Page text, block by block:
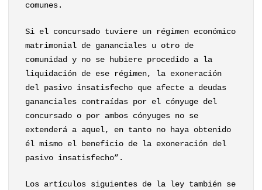
comunes.
Si el concursado tuviere un régimen económico
matrimonial de gananciales u otro de
comunidad y no se hubiere procedido a la
liquidación de ese régimen, la exoneración
del pasivo insatisfecho que afecte a deudas
gananciales contraídas por el cónyuge del
concursado o por ambos cónyuges no se
extenderá a aquel, en tanto no haya obtenido
él mismo el beneficio de la exoneración del
pasivo insatisfecho”.
Los artículos siguientes de la ley también se